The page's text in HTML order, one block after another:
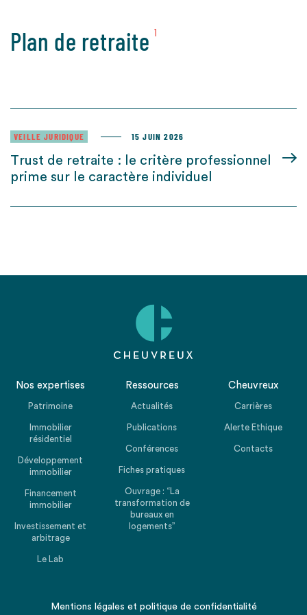
Plan de retraite 1
VEILLE JURIDIQUE 15 JUIN 2026
Trust de retraite : le critère professionnel
prime sur le caractère individuel
Nos expertises
Patrimoine
Immobilier
résidentiel
Développement
immobilier
Financement
immobilier
Investissement et
arbitrage
Le Lab
Ressources
Actualités
Publications
Conférences
Fiches pratiques
Ouvrage : “La
transformation de
bureaux en
logements”
Cheuvreux
Carrières
Alerte Ethique
Contacts
Mentions légales et politique de confidentialité